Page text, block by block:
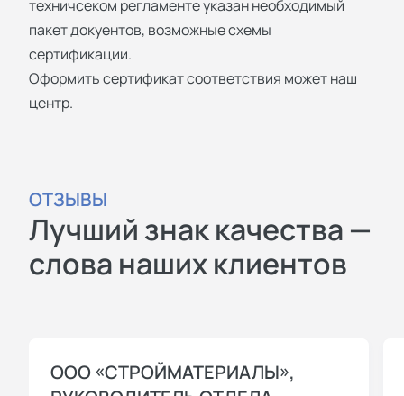
техничсеком регламенте указан необходимый
пакет докуентов, возможные схемы
сертификации.
Оформить сертификат соответствия может наш
центр.
ОТЗЫВЫ
Лучший знак качества —
слова наших клиентов
ООО «СТРОЙМАТЕРИАЛЫ»,